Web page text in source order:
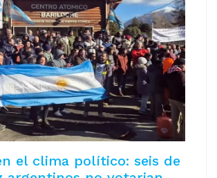
el clima político: seis de